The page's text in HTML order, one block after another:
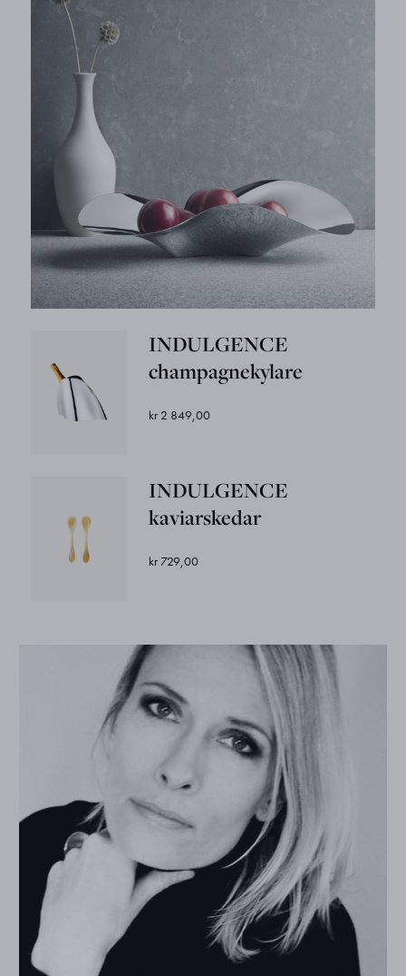
INDULGENCE
champagnekylare
kr 2 849,00
INDULGENCE
kaviarskedar
kr 729,00